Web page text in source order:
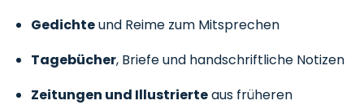
Gedichteund Reime zum Mitsprechen
Tagebücher, Briefe und handschriftliche Notizen
Zeitungen und Illustrierteaus früheren